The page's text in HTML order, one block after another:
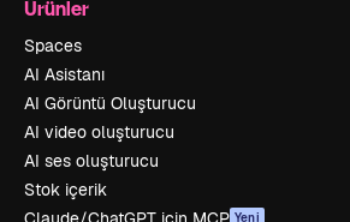
Ürünler
Spaces
AI Asistanı
AI Görüntü Oluşturucu
AI video oluşturucu
AI ses oluşturucu
Stok içerik
Yeni